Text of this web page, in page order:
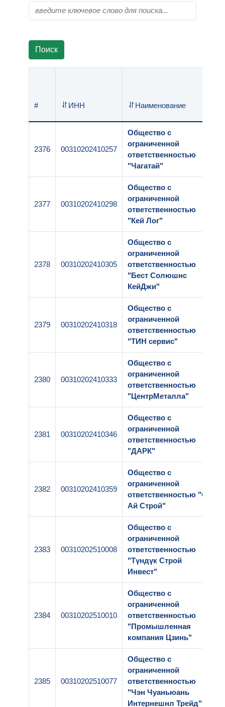
Поиск
# ИНН Наименование
2376 00310202410257
Общество с
ограниченной
ответственностью
"Чагатай"
2377 00310202410298
Общество с
ограниченной
ответственностью
"Кей Лог"
2378 00310202410305
Общество с
ограниченной
ответственностью
"Бест Солюшнс
КейДжи"
2379 00310202410318
Общество с
ограниченной
ответственностью
"ТИН сервис"
2380 00310202410333
Общество с
ограниченной
ответственностью
"ЦентрМеталла"
2381 00310202410346
Общество с
ограниченной
ответственностью
"ДАРК"
2382 00310202410359
Общество с
ограниченной
ответственностью "CП
Ай Строй"
2383 00310202510008
Общество с
ограниченной
ответственностью
"Түндүк Строй
Инвест"
2384 00310202510010
Общество с
ограниченной
ответственностью
"Промышленная
компания Цзинь"
2385 00310202510077
Общество с
ограниченной
ответственностью
"Чэн Чуаньюань
Интернешнл Трейд"